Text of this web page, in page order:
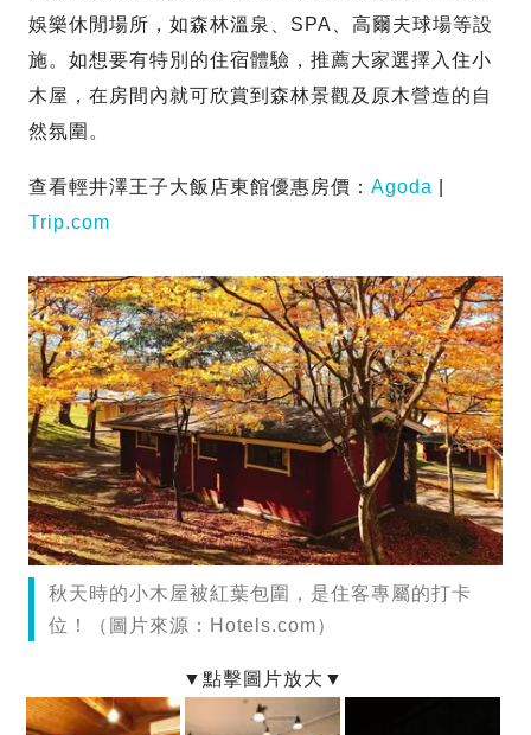
娛樂休閒場所，如森林溫泉、SPA、高爾夫球場等設
施。如想要有特別的住宿體驗，推薦大家選擇入住小
木屋，在房間內就可欣賞到森林景觀及原木營造的自
然氛圍。
查看輕井澤王子大飯店東館優惠房價： Agoda
Trip.com
秋天時的小木屋被紅葉包圍，是住客專屬的打卡
位！（圖片來源：Hotels.com）